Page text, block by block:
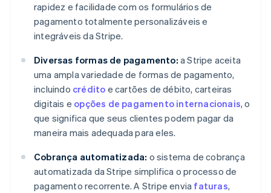
rapidez e facilidade com os formulários de
pagamento totalmente personalizáveis e
integráveis da Stripe.
Diversas formas de pagamento: a Stripe aceita
uma ampla variedade de formas de pagamento,
incluindo crédito e cartões de débito, carteiras
digitais e opções de pagamento internacionais, o
que significa que seus clientes podem pagar da
maneira mais adequada para eles.
Cobrança automatizada: o sistema de cobrança
automatizada da Stripe simplifica o processo de
pagamento recorrente. A Stripe envia faturas,